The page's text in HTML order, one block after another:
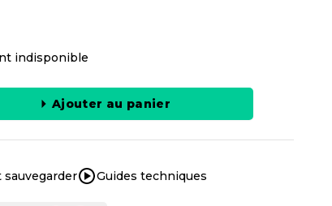
indisponible
Ajouter au panier
Guides techniques